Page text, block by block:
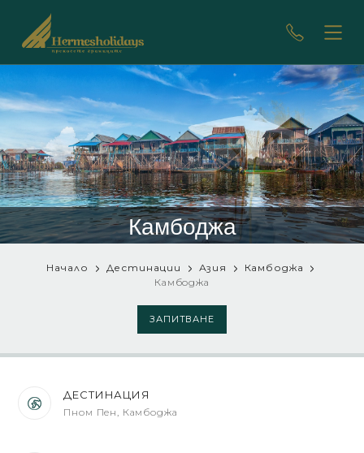
Камбоджа
Начало Дестинации Азия
Камбоджа
Камбоджа
ЗАПИТВАНЕ
ДЕСТИНАЦИЯ
Пном Пен, Камбоджа